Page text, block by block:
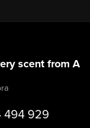
scent from A
494 929